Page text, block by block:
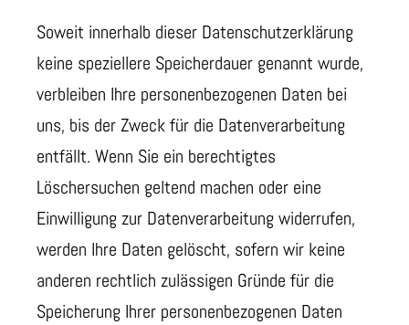
Soweit innerhalb dieser Datenschutzerklärung
keine speziellere Speicherdauer genannt wurde,
verbleiben Ihre personenbezogenen Daten bei
uns, bis der Zweck für die Datenverarbeitung
entfällt. Wenn Sie ein berechtigtes
Löschersuchen geltend machen oder eine
Einwilligung zur Datenverarbeitung widerrufen,
werden Ihre Daten gelöscht, sofern wir keine
anderen rechtlich zulässigen Gründe für die
Speicherung Ihrer personenbezogenen Daten